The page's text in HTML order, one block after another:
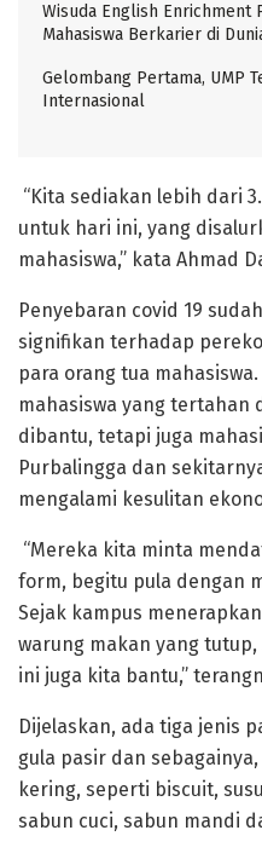
Wisuda English Enrichment
Mahasiswa Berkarier di
Gelombang Pertama, UMP
Internasional
“Kita sediakan lebih dari
untuk hari ini, yang
mahasiswa,” kata Ahmad
Penyebaran covid 19
signifikan terhadap
para orang tua
mahasiswa yang tertahan
dibantu, tetapi juga
Purbalingga dan
mengalami kesulitan
“Mereka kita minta
form, begitu pula dengan
Sejak kampus
warung makan yang tutup,
ini juga kita bantu,”
Dijelaskan, ada tiga jenis
gula pasir dan
kering, seperti biscuit,
sabun cuci, sabun mandi